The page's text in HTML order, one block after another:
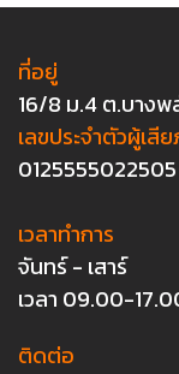
ที่อยู่
16/8 ม.4 ต.บางพ
เลขประจำตัวผู้เสี
0125555022505
เวลาทำการ
จันทร์ - เสาร์
เวลา 09.00-
ติดต่อ